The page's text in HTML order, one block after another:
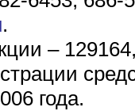
.
–
года.